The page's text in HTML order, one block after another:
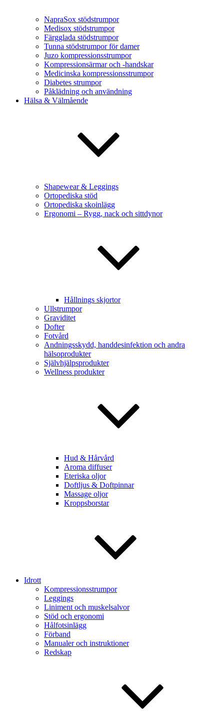
NapraSox stödstrumpor
Medisox stödstrumpor
Färgglada stödstrumpor
Tunna stödstrumpor för damer
Juzo kompressionsstrumpor
Kompressionsärmar och -handskar
Medicinska kompressionsstrumpor
Diabetes strumpor
Påklädning och användning
Hälsa & Välmående
Shapewear & Leggings
Ortopediska stöd
Ortopediska skoinlägg
Ergonomi – Rygg, nack och sittdynor
Hållnings skjortor
Ullstrumpor
Graviditet
Dofter
Fotvård
Andningsskydd, handdesinfektion och andra
hälsoprodukter
Självhjälpsprodukter
Wellness produkter
Hud & Hårvård
Aroma diffuser
Eteriska oljor
Doftljus & Doftpinnar
Massage oljor
Kroppsborstar
Idrott
Kompressionsstrumpor
Leggings
Liniment och muskelsalvor
Stöd och ergonomi
Hålfotsinlägg
Förband
Manualer och instruktioner
Redskap